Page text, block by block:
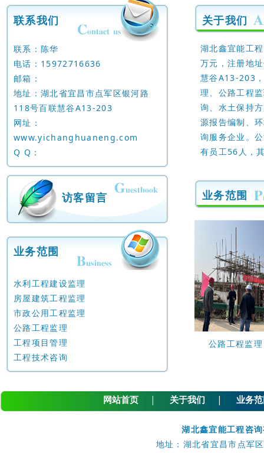
联系我们
联系：陈华
电话：15972716636
邮箱：
地址：湖北省宜昌市点军区银河路
118号百联慧谷A13-203
网址：
www.yichanghuaneng.com
Q Q：
访客留言
业务范围
水利工程建设监理
房屋建筑工程监理
市政公用工程监理
公路工程监理
工程项目管理
工程技术咨询
关于我们
湖北鑫宜能工
万元，注册地
慧谷A13-203
理、公路工程
询、水土保持
源报告编制、
询服务企业。
有员工56人，
业务范围
市政公用工程监理 公路工程监理
网站首页 | 关于我们 | 业务
湖北鑫宜能工程咨
地址：湖北省宜昌市点